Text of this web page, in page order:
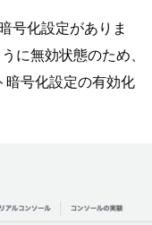
号化設定がありま
に無効状態のため、
暗号化設定の有効化